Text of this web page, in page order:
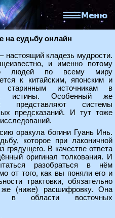
на судьбу онлайн
настоящий кладезь мудрости.
и именно потому
людей по всему миру
к китайским, японским и
старинным источникам в
истины. Особенный же
представляют системы
предсказаний. И тут тоже
оракула богини Гуань Инь.
которое при лаконичной
грядущего. В качестве ответа
оригинал толкования. И
разобраться в нём
от того, как вы поняли его и
трактовки, обязательно
же (ниже) расшифровку. Она
в области восточных